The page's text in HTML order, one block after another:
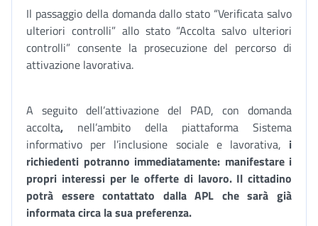
Il passaggio della domanda dallo stato “Verificata salvo
ulteriori controlli” allo stato “Accolta salvo ulteriori
controlli” consente la prosecuzione del percorso di
attivazione lavorativa.
A seguito dell’attivazione del PAD, con domanda
accolta, nell’ambito della piattaforma Sistema
informativo per l’inclusione sociale e lavorativa, i
richiedenti potranno immediatamente: manifestare i
propri interessi per le offerte di lavoro. Il cittadino
potrà essere contattato dalla APL che sarà già
informata circa la sua preferenza.